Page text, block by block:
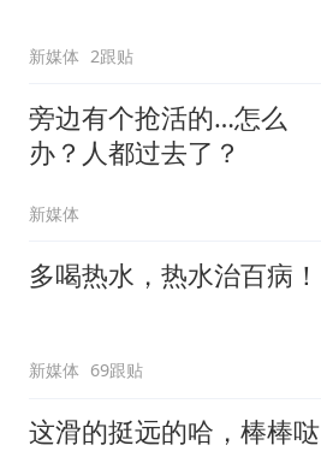
新媒体 2跟贴
旁边有个抢活的…怎么
办？人都过去了？
新媒体
多喝热水，热水治百病！
新媒体 69跟贴
这滑的挺远的哈，棒棒哒